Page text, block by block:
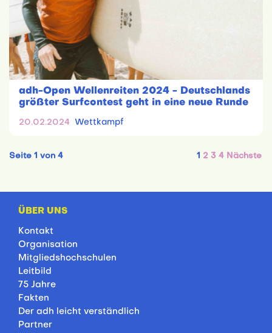
adh-Open Wellenreiten 2024 - Deutschlands
größter Surfcontest geht in eine neue Runde
20.02.2024 Wettkampf
Seite 1 von 4 1 2 3 4 Nächste
ÜBER UNS
Kontakt
Organisation
Mitgliedshochschulen
Leitbild
75 Jahre
Fakten
Der adh leicht verständlich
Partner